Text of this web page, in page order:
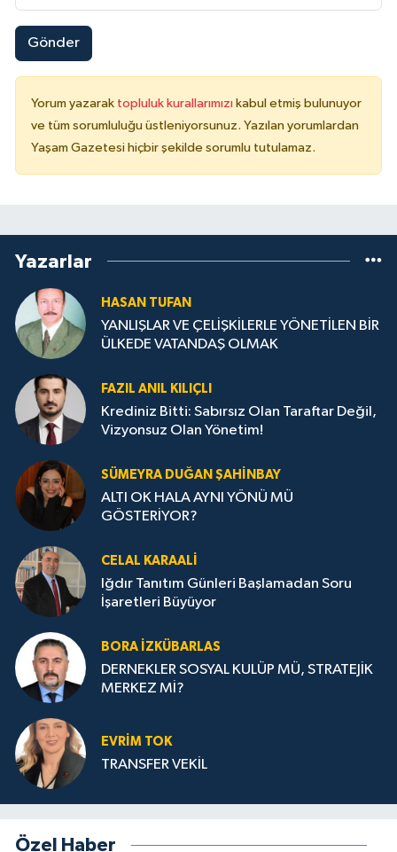
Gönder
Yorum yazarak topluluk kurallarımızı kabul etmiş bulunuyor
ve tüm sorumluluğu üstleniyorsunuz. Yazılan yorumlardan
Yaşam Gazetesi hiçbir şekilde sorumlu tutulamaz.
Yazarlar
HASAN TUFAN
YANLIŞLAR VE ÇELİŞKİLERLE YÖNETİLEN BİR
ÜLKEDE VATANDAŞ OLMAK
FAZIL ANIL KILIÇLI
Krediniz Bitti: Sabırsız Olan Taraftar Değil,
Vizyonsuz Olan Yönetim!
SÜMEYRA DUĞAN ŞAHINBAY
ALTI OK HALA AYNI YÖNÜ MÜ
GÖSTERİYOR?
CELAL KARAALİ
Iğdır Tanıtım Günleri Başlamadan Soru
İşaretleri Büyüyor
BORA İZKÜBARLAS
DERNEKLER SOSYAL KULÜP MÜ, STRATEJİK
MERKEZ Mİ?
EVRİM TOK
TRANSFER VEKİL
Özel Haber